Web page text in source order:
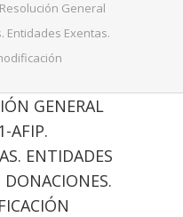
Resolución General
Entidades Exentas.
GENERAL
AFIP.
ENTIDADES
DONACIONES.